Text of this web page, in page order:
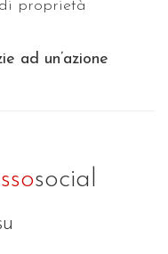
proprietà
ad un’azione
social